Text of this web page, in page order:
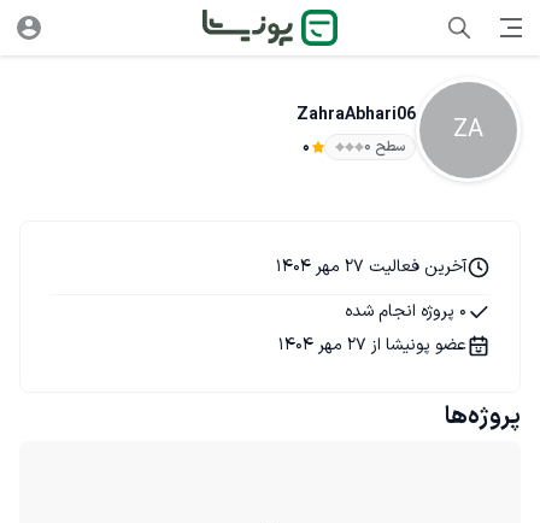
ZA
ZahraAbhari06
سطح ۰ 0
آخرین فعالیت 27 مهر 1404
0 پروژه انجام شده
عضو پونیشا از 27 مهر 1404
پروژه‌ها